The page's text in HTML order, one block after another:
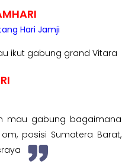
Hari Jamji
ikut gabung grand Vitara
mau gabung bagaimana
posisi Sumatera Barat,